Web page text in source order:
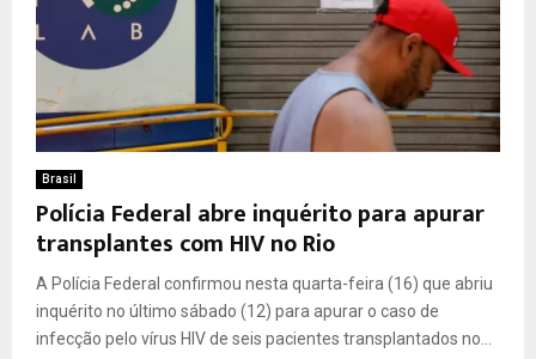
Brasil
Polícia Federal abre inquérito para apurar
transplantes com HIV no Rio
A Polícia Federal confirmou nesta quarta-feira (16) que abriu
inquérito no último sábado (12) para apurar o caso de
infecção pelo vírus HIV de seis pacientes transplantados no...